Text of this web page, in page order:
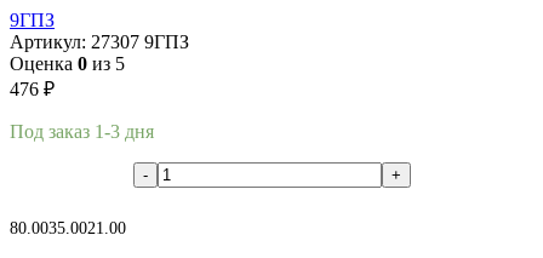
9ГПЗ
Артикул: 27307 9ГПЗ
Оценка 0 из 5
476 ₽
Под заказ 1-3 дня
80.0035.0021.00